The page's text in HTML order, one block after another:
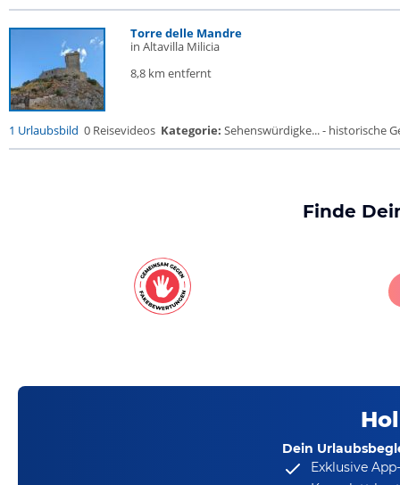
Torre delle Mandre
in Altavilla Milicia
8,8 km entfernt
1 Urlaubsbild 0 Reisevideos Kategorie: Sehenswürdigke... - historische
Finde
Dein
Exklusive